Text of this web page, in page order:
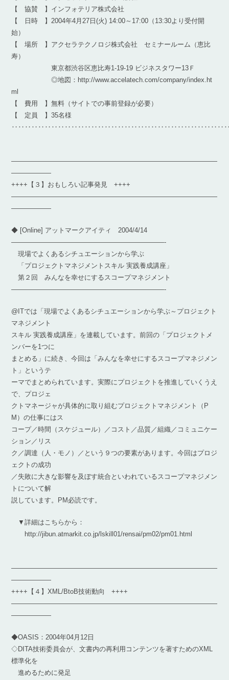
【 協賛 】インフォテリア株式会社
【 日時 】2004年4月27日(火) 14:00～17:00（13:30より受付開
始）
【 場所 】アクセラテクノロジ株式会社 セミナールーム（恵比
寿）
東京都渋谷区恵比寿1-19-19 ビジネスタワー13Ｆ
◎地図：http://www.accelatech.com/company/index.ht
ml
【 費用 】無料（サイトでの事前登録が必要）
【 定員 】35名様
―――――――――――――――――――――――――――――――
――――――
++++【３】おもしろい記事発見 ++++
―――――――――――――――――――――――――――――――
――――――
◆ [Online] アットマークアイティ 2004/4/14
———————————————————————-
現場でよくあるシチュエーションから学ぶ
「プロジェクトマネジメントスキル 実践養成講座」
第２回 みんなを幸せにするスコープマネジメント
———————————————————————-
@ITでは「現場でよくあるシチュエーションから学ぶ～プロジェクト
マネジメント
スキル 実践養成講座」を連載しています。前回の「プロジェクトメ
ンバーを1つに
まとめる」に続き、今回は「みんなを幸せにするスコープマネジメン
ト」というテ
ーマでまとめられています。実際にプロジェクトを推進していくうえ
で、プロジェ
クトマネージャが具体的に取り組むプロジェクトマネジメント（P
M）の仕事にはス
コープ／時間（スケジュール）／コスト／品質／組織／コミュニケー
ション／リス
ク／調達（人・モノ）／という９つの要素があります。今回はプロジ
ェクトの成功
／失敗に大きな影響を及ぼす統合といわれているスコープマネジメン
トについて解
説しています。PM必読です。
▼詳細はこちらから：
http://jibun.atmarkit.co.jp/lskill01/rensai/pm02/pm01.html
―――――――――――――――――――――――――――――――
――――――
++++【４】XML/BtoB技術動向 ++++
―――――――――――――――――――――――――――――――
――――――
◆OASIS：2004年04月12日
◇DITA技術委員会が、文書内の再利用コンテンツを著すためのXML
標準化を
進めるために発足